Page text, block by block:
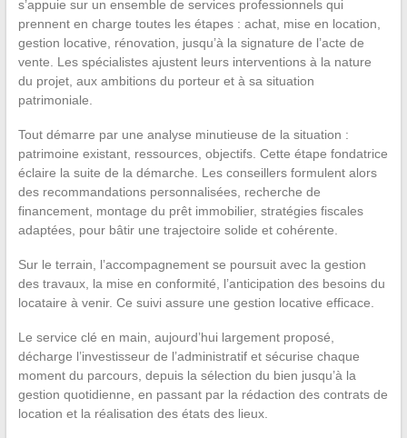
s’appuie sur un ensemble de services professionnels qui
prennent en charge toutes les étapes : achat, mise en location,
gestion locative, rénovation, jusqu’à la signature de l’acte de
vente. Les spécialistes ajustent leurs interventions à la nature
du projet, aux ambitions du porteur et à sa situation
patrimoniale.
Tout démarre par une analyse minutieuse de la situation :
patrimoine existant, ressources, objectifs. Cette étape fondatrice
éclaire la suite de la démarche. Les conseillers formulent alors
des recommandations personnalisées, recherche de
financement, montage du prêt immobilier, stratégies fiscales
adaptées, pour bâtir une trajectoire solide et cohérente.
Sur le terrain, l’accompagnement se poursuit avec la gestion
des travaux, la mise en conformité, l’anticipation des besoins du
locataire à venir. Ce suivi assure une gestion locative efficace.
Le service clé en main, aujourd’hui largement proposé,
décharge l’investisseur de l’administratif et sécurise chaque
moment du parcours, depuis la sélection du bien jusqu’à la
gestion quotidienne, en passant par la rédaction des contrats de
location et la réalisation des états des lieux.